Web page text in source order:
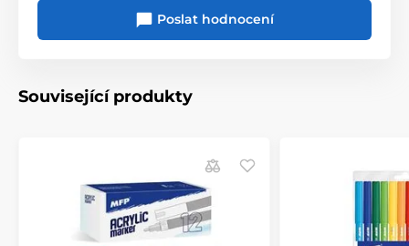
Poslat hodnocení
Související produkty